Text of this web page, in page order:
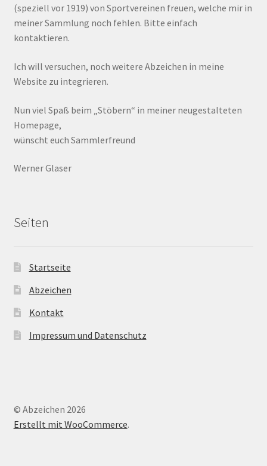
(speziell vor 1919) von Sportvereinen freuen, welche mir in
meiner Sammlung noch fehlen. Bitte einfach
kontaktieren.
Ich will versuchen, noch weitere Abzeichen in meine
Website zu integrieren.
Nun viel Spaß beim „Stöbern“ in meiner neugestalteten
Homepage,
wünscht euch Sammlerfreund
Werner Glaser
Seiten
Startseite
Abzeichen
Kontakt
Impressum und Datenschutz
© Abzeichen 2026
Erstellt mit WooCommerce.